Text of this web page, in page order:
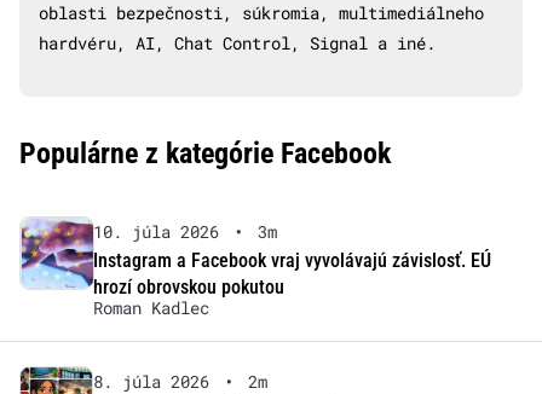
oblasti bezpečnosti, súkromia, multimediálneho
hardvéru, AI, Chat Control, Signal a iné.
Populárne z kategórie Facebook
10. júla 2026 •
3m
Instagram a Facebook vraj vyvolávajú závislosť. EÚ
hrozí obrovskou pokutou
Roman Kadlec
8. júla 2026 •
2m